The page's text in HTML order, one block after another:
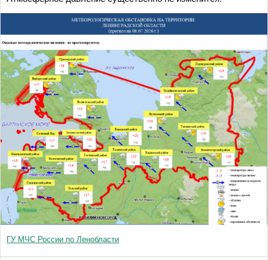
ГУ МЧС России по Ленобласти